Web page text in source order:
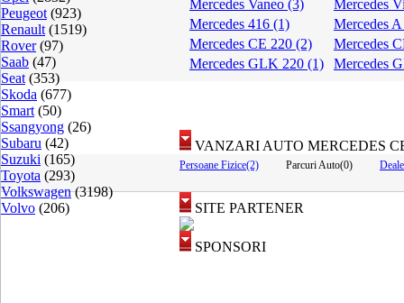
Peugeot (923)
Renault (1519)
Rover(97)
Saab (47)
Seat(353)
Skoda (677)
Smart (50)
Ssangyong (26)
Subaru (42)
Suzuki (165)
Toyota (293)
Volkswagen(3198)
Volvo (206)
Mercedes Vaneo (3)
Mercedes
Mercedes 416 (1)
Mercedes
Mercedes CE 220 (2)
Mercedes
Mercedes GLK 220 (1)
Mercedes
VANZARI AUTO MERCEDES
Persoane Fizice(2) Parcuri Auto(0)
SITE PARTENER
SPONSORI